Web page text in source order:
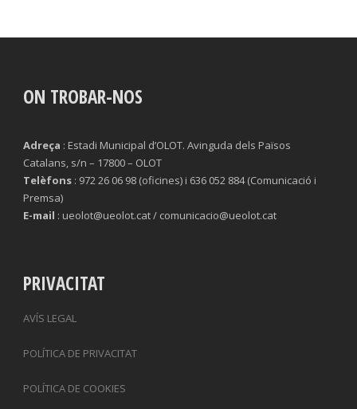
ON TROBAR-NOS
Adreça : Estadi Municipal d’OLOT. Avinguda dels Països
Catalans, s/n – 17800 – OLOT
Telèfons : 972 26 06 98 (oficines) i 636 052 884 (Comunicació i
Premsa)
E-mail : ueolot@ueolot.cat / comunicacio@ueolot.cat
PRIVACITAT
AVÍS LEGAL
POLÍTICA DE PRIVACITAT
POLÍTICA DE COOKIES